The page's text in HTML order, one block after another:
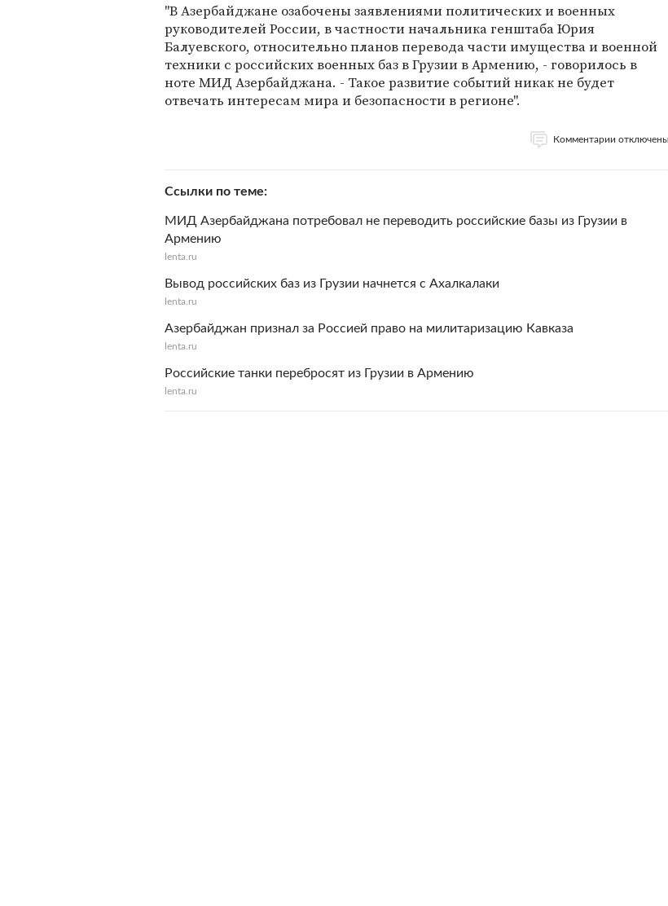
"В Азербайджане озабочены заявлениями политических и военных
руководителей России, в частности начальника генштаба Юрия
Балуевского, относительно планов перевода части имущества и военной
техники с российских военных баз в Грузии в Армению, - говорилось в
ноте МИД Азербайджана. - Такое развитие событий никак не будет
отвечать интересам мира и безопасности в регионе".
Комментарии отключены
Ссылки по теме
МИД Азербайджана потребовал не переводить российские базы из Грузии в
Армению
lenta.ru
Вывод российских баз из Грузии начнется с Ахалкалаки
lenta.ru
Азербайджан признал за Россией право на милитаризацию Кавказа
lenta.ru
Российские танки перебросят из Грузии в Армению
lenta.ru